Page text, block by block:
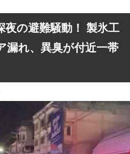
夜の避難騒動！ 製氷工
漏れ、異臭が付近一帯